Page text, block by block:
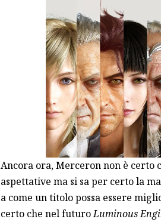
Ancora ora, Merceron non è certo
aspettative ma si sa per certo la
a come un titolo possa essere
certo che nel futuroLuminous